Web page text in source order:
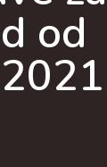
od